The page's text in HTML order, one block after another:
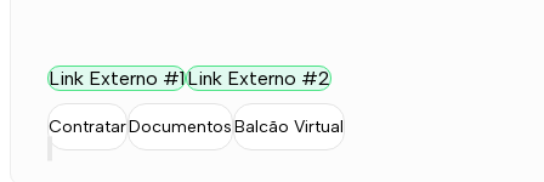
Link Externo #1Link Externo #2
ContratarDocumentosBalcão Virtual